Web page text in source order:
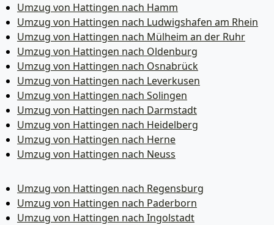
Umzug von Hattingen nach Hamm
Umzug von Hattingen nach Ludwigshafen am Rhein
Umzug von Hattingen nach Mülheim an der Ruhr
Umzug von Hattingen nach Oldenburg
Umzug von Hattingen nach Osnabrück
Umzug von Hattingen nach Leverkusen
Umzug von Hattingen nach Solingen
Umzug von Hattingen nach Darmstadt
Umzug von Hattingen nach Heidelberg
Umzug von Hattingen nach Herne
Umzug von Hattingen nach Neuss
Umzug von Hattingen nach Regensburg
Umzug von Hattingen nach Paderborn
Umzug von Hattingen nach Ingolstadt